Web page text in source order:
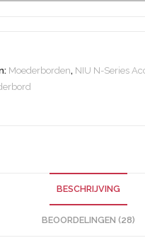
Moederborden, NIU N-Series
BESCHRIJVING
BEOORDELINGEN (28)